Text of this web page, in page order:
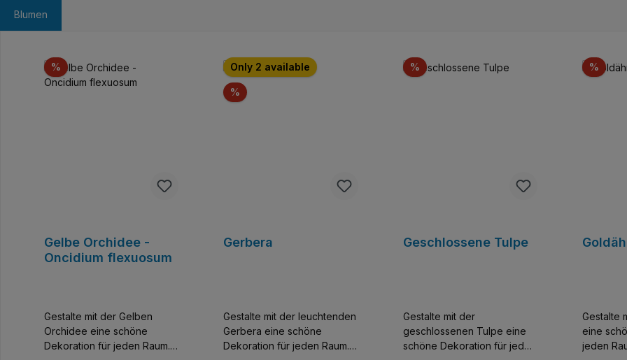
Blumen
% Sconto
Gelbe Orchidee -
Oncidium flexuosum
Gestalte mit der Gelben
Orchidee eine schöne
Dekoration für jeden Raum.
Only 2 available
% Sconto
Gerbera
Gestalte mit der leuchtenden
Gerbera eine schöne
Dekoration für jeden Raum.
%Sconto
Geschlossene Tulpe
Gestalte mit der
geschlossenen Tulpe eine
schöne Dekoration für jeden
%
Gestalte
eine
jeden